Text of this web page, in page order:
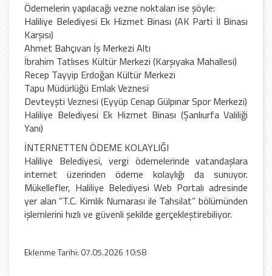
Ödemelerin yapılacağı vezne noktaları ise şöyle:
Haliliye Belediyesi Ek Hizmet Binası (AK Parti İl Binası
Karşısı)
Ahmet Bahçıvan İş Merkezi Altı
İbrahim Tatlıses Kültür Merkezi (Karşıyaka Mahallesi)
Recep Tayyip Erdoğan Kültür Merkezi
Tapu Müdürlüğü Emlak Veznesi
Devteyşti Veznesi (Eyyüp Cenap Gülpınar Spor Merkezi)
Haliliye Belediyesi Ek Hizmet Binası (Şanlıurfa Valiliği
Yanı)
İNTERNETTEN ÖDEME KOLAYLIĞI
Haliliye Belediyesi, vergi ödemelerinde vatandaşlara
internet üzerinden ödeme kolaylığı da sunuyor.
Mükellefler, Haliliye Belediyesi Web Portalı adresinde
yer alan “T.C. Kimlik Numarası ile Tahsilat” bölümünden
işlemlerini hızlı ve güvenli şekilde gerçekleştirebiliyor.
Eklenme Tarihi: 07.05.2026 10:58